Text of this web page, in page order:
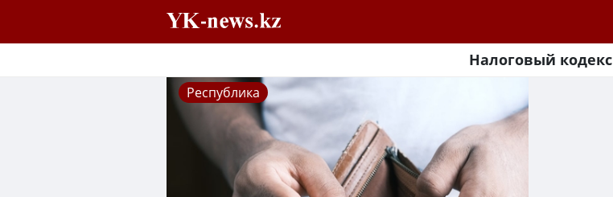
Налоговый кодекс
Республика